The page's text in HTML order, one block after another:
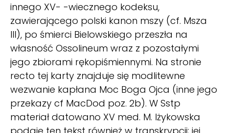
innego XV- -wiecznego kodeksu,
zawierającego polski kanon mszy (cf. Msza
III), po śmierci Bielowskiego przeszła na
własność Ossolineum wraz z pozostałymi
jego zbiorami rękopiśmiennymi. Na stronie
recto tej karty znajduje się modlitewne
wezwanie kapłana Moc Boga Ojca (inne jego
przekazy cf MacDod poz. 2b). W Sstp
materiał datowano XV med. M. Iżykowska